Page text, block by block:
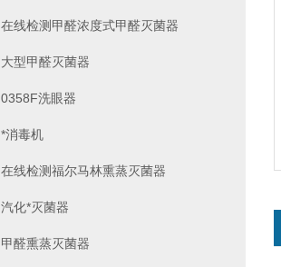
在线检测甲醛浓度式甲醛灭菌器
大型甲醛灭菌器
0358F洗眼器
*消毒机
在线检测福尔马林熏蒸灭菌器
汽化*灭菌器
甲醛熏蒸灭菌器